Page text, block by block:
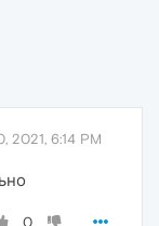
2021, 6:14 PM
0